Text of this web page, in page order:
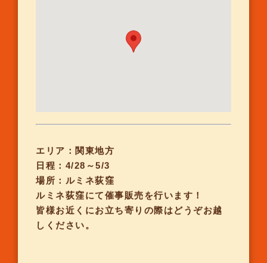
エリア：関東地方
日程：4/28～5/3
場所：ルミネ荻窪
ルミネ荻窪にて催事販売を行います！
皆様お近くにお立ち寄りの際はどうぞお越
しください。